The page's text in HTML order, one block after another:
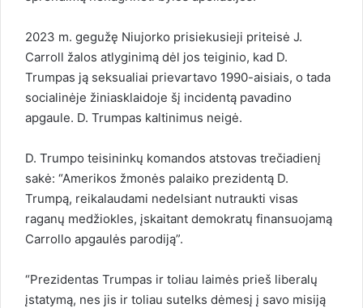
2023 m. gegužę Niujorko prisiekusieji priteisė J.
Carroll žalos atlyginimą dėl jos teiginio, kad D.
Trumpas ją seksualiai prievartavo 1990-aisiais, o tada
socialinėje žiniasklaidoje šį incidentą pavadino
apgaule. D. Trumpas kaltinimus neigė.
D. Trumpo teisininkų komandos atstovas trečiadienį
sakė: “Amerikos žmonės palaiko prezidentą D.
Trumpą, reikalaudami nedelsiant nutraukti visas
raganų medžiokles, įskaitant demokratų finansuojamą
Carrollo apgaulės parodiją”.
“Prezidentas Trumpas ir toliau laimės prieš liberalų
įstatymą, nes jis ir toliau sutelks dėmesį į savo misiją